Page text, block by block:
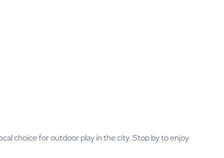
choice for outdoor play in the city. Stop by to enjoy